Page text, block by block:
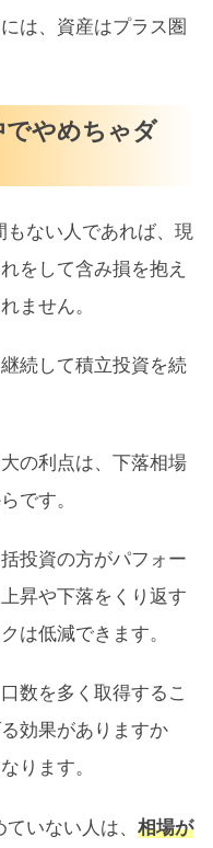
は、資産はプラス圏
やめちゃダ
もない人であれば、現
をして含み損を抱え
ません。
続して積立投資を続
の利点は、下落相場
です。
投資の方がパフォー
昇や下落をくり返す
は低減できます。
数を多く取得するこ
効果がありますか
ります。
いない人は、 相場が